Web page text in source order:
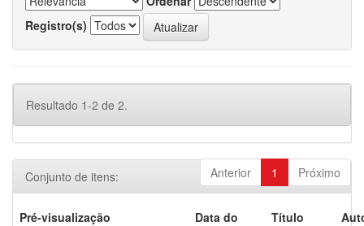
Registro(s)
Resultado 1-2 de 2.
Anterior 1 Próximo
Conjunto de itens:
Pré-visualização
Data do
Título